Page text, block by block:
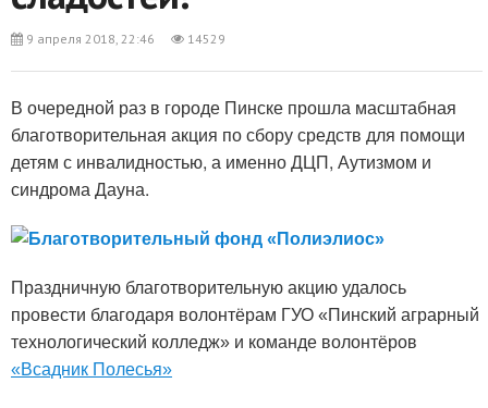
9 апреля 2018, 22:46 14529
В очередной раз в городе Пинске прошла масштабная
благотворительная акция по сбору средств для помощи
детям с инвалидностью, а именно ДЦП, Аутизмом и
синдрома Дауна.
Праздничную благотворительную акцию удалось
провести благодаря волонтёрам ГУО «Пинский аграрный
технологический колледж» и команде волонтёров
«Всадник Полесья»